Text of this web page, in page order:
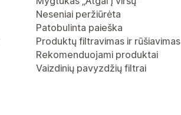
Neseniai peržiūrėta
Patobulinta paieška
Produktų filtravimas ir rūšiavimas
Rekomenduojami produktai
Vaizdinių pavyzdžių filtrai